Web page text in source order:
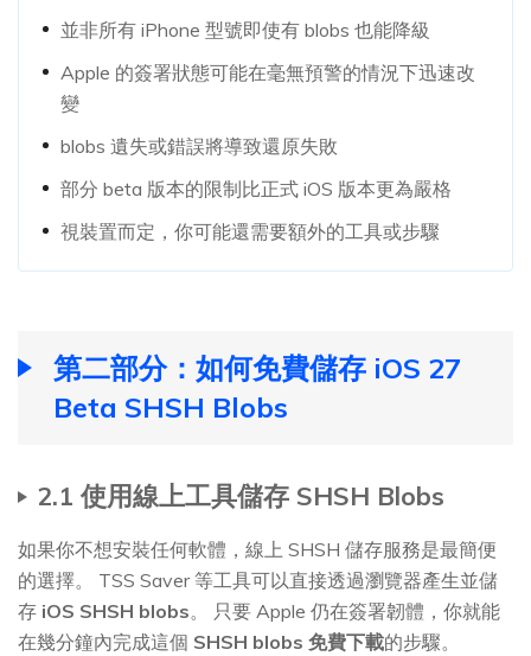
並非所有 iPhone 型號即使有 blobs 也能降級
Apple 的簽署狀態可能在毫無預警的情況下迅速改
變
blobs 遺失或錯誤將導致還原失敗
部分 beta 版本的限制比正式 iOS 版本更為嚴格
視裝置而定，你可能還需要額外的工具或步驟
第二部分：如何免費儲存 iOS 27
Beta SHSH Blobs
2.1 使用線上工具儲存 SHSH Blobs
如果你不想安裝任何軟體，線上 SHSH 儲存服務是最簡便
的選擇。 TSS Saver 等工具可以直接透過瀏覽器產生並儲
存 iOS SHSH blobs。 只要 Apple 仍在簽署韌體，你就能
在幾分鐘內完成這個 SHSH blobs 免費下載的步驟。